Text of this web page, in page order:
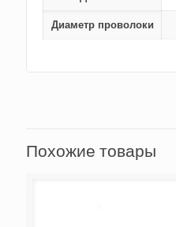
Диаметр проволоки
Похожие товары